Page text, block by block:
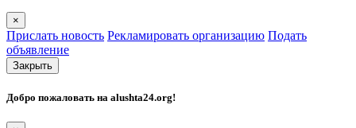
×
Прислать новость Рекламировать организацию Подать
объявление
Закрыть
Добро пожаловать на alushta24.org!